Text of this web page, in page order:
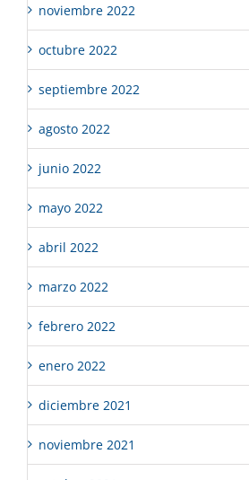
noviembre 2022
octubre 2022
septiembre 2022
agosto 2022
junio 2022
mayo 2022
abril 2022
marzo 2022
febrero 2022
enero 2022
diciembre 2021
noviembre 2021